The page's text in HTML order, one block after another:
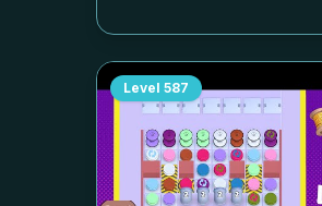
Level 587